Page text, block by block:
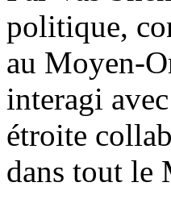
politique,
au Moyen-
interagi
étroite
dans tout le